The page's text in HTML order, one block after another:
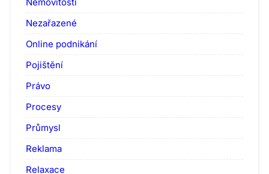
Nezařazené
Online podnikání
Pojištění
Právo
Procesy
Průmysl
Reklama
Relaxace